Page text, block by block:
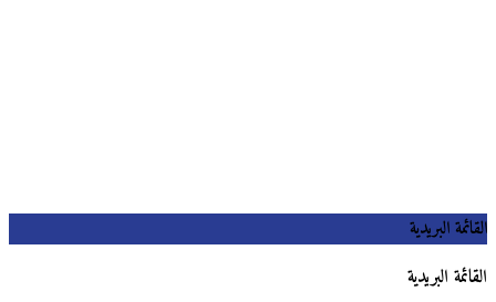
القائمة البريدية
القائمة البريدية